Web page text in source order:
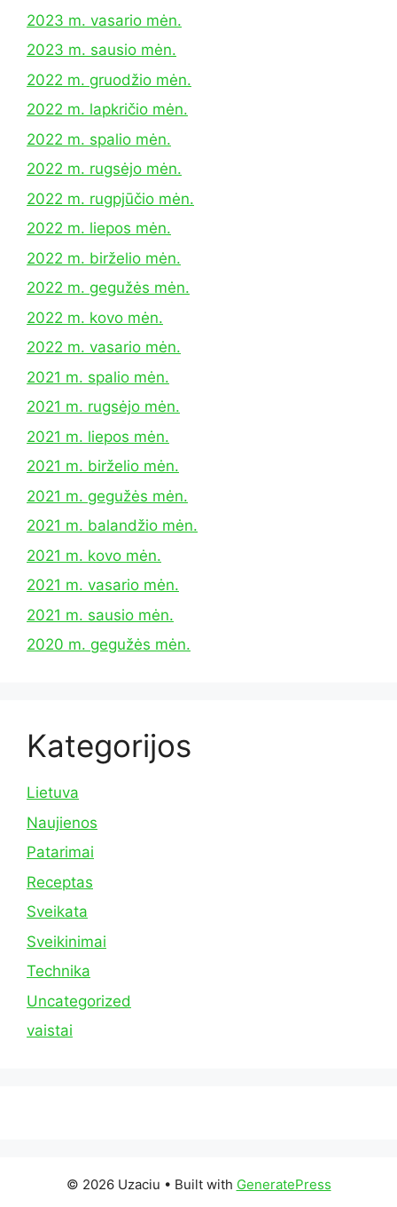
2023 m. vasario mėn.
2023 m. sausio mėn.
2022 m. gruodžio mėn.
2022 m. lapkričio mėn.
2022 m. spalio mėn.
2022 m. rugsėjo mėn.
2022 m. rugpjūčio mėn.
2022 m. liepos mėn.
2022 m. birželio mėn.
2022 m. gegužės mėn.
2022 m. kovo mėn.
2022 m. vasario mėn.
2021 m. spalio mėn.
2021 m. rugsėjo mėn.
2021 m. liepos mėn.
2021 m. birželio mėn.
2021 m. gegužės mėn.
2021 m. balandžio mėn.
2021 m. kovo mėn.
2021 m. vasario mėn.
2021 m. sausio mėn.
2020 m. gegužės mėn.
Kategorijos
Lietuva
Naujienos
Patarimai
Receptas
Sveikata
Sveikinimai
Technika
Uncategorized
vaistai
© 2026 Uzaciu • Built with GeneratePress